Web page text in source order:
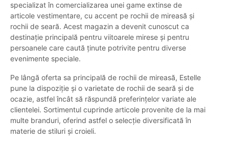
specializat în comercializarea unei game extinse de
articole vestimentare, cu accent pe rochii de mireasă și
rochii de seară. Acest magazin a devenit cunoscut ca
destinație principală pentru viitoarele mirese și pentru
persoanele care caută ținute potrivite pentru diverse
evenimente speciale.
Pe lângă oferta sa principală de rochii de mireasă, Estelle
pune la dispoziție și o varietate de rochii de seară și de
ocazie, astfel încât să răspundă preferințelor variate ale
clientelei. Sortimentul cuprinde articole provenite de la mai
multe branduri, oferind astfel o selecție diversificată în
materie de stiluri și croieli.